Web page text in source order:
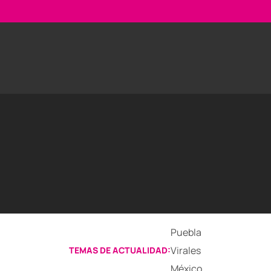
TEMAS DE ACTUALIDAD:
Puebla
Virales
México